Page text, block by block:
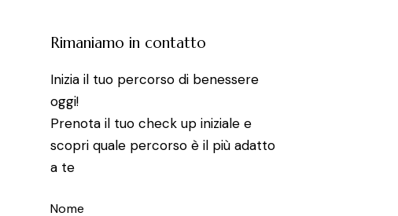
Rimaniamo in contatto
Inizia il tuo percorso di benessere
oggi!
Prenota il tuo check up iniziale e
scopri quale percorso è il più adatto
a te